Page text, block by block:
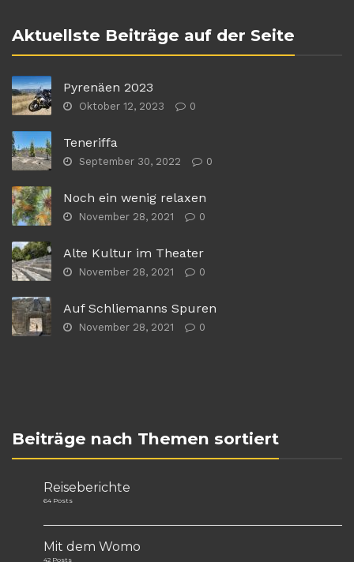
Aktuellste Beiträge auf der Seite
Pyrenäen 2023
Oktober 12, 2023 0
Teneriffa
September 30, 2022 0
Noch ein wenig relaxen
November 28, 2021 0
Alte Kultur im Theater
November 28, 2021 0
Auf Schliemanns Spuren
November 28, 2021 0
Beiträge nach Themen sortiert
Reiseberichte
64 Posts
Mit dem Womo
42 Posts